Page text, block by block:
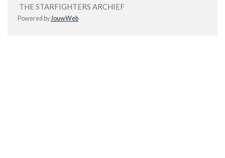
THE STARFIGHTERS ARCHIEF
Powered byJouwWeb